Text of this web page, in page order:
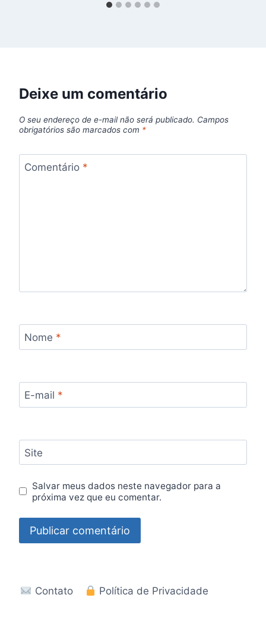
Deixe um comentário
O seu endereço de e-mail não será publicado. Campos
obrigatórios são marcados com *
Comentário *
Nome *
E-mail *
Site
Salvar meus dados neste navegador para a
próxima vez que eu comentar.
Contato Política de Privacidade